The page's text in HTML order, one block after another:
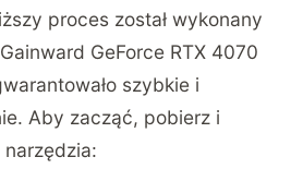
proces został wykonany
GeForce RTX 4070
szybkie i
Aby zacząć, pobierz i